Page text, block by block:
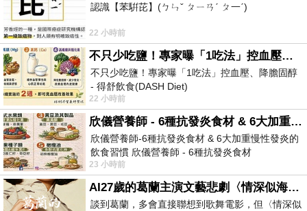
認識【苯騈芘】(ㄅㄣˇ ㄆㄧㄢˊ ㄆ一ˊ)
22 小時前
不只少吃鹽！專家曝「1吃法」控血壓、降膽固醇 - 得舒飲食(DASH Diet)
不只少吃鹽！專家曝「1吃法」控血壓、降膽固醇
- 得舒飲食(DASH Diet)
https://www.facebook.com/dietitiansophia/
posts/157966
22 小時前
欣儀營養師 - 6種抗發炎食材 & 6大加重慢性發炎的飲食習慣
欣儀營養師-6種抗發炎食材 & 6大加重慢性發炎的
飲食習慣 欣儀營養師 - 6種抗發炎食材
https://www.facebook.com/photo/?fbid=147
23 小時前
AI27歲的葛蘭主演文藝悲劇〈情深似海〉 #戀上老電影 #葛蘭 #粟子
談到葛蘭，多會直接聯想到歌舞電影，但〈情深似